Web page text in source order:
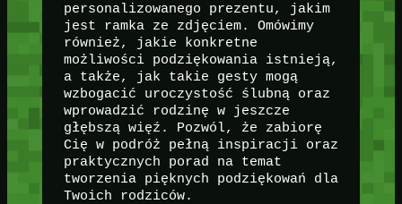
personalizowanego prezentu, jakim
jest ramka ze zdjęciem. Omówimy
również, jakie konkretne
możliwości podziękowania istnieją,
a także, jak takie gesty mogą
wzbogacić uroczystość ślubną oraz
wprowadzić rodzinę w jeszcze
głębszą więź. Pozwól, że zabiorę
Cię w podróż pełną inspiracji oraz
praktycznych porad na temat
tworzenia pięknych podziękowań dla
Twoich rodziców.